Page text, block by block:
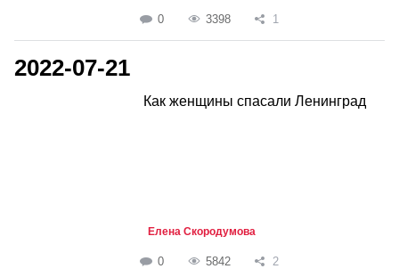
0 3398 1
2022-07-21
Как женщины спасали Ленинград
Елена Скородумова
0 5842 2